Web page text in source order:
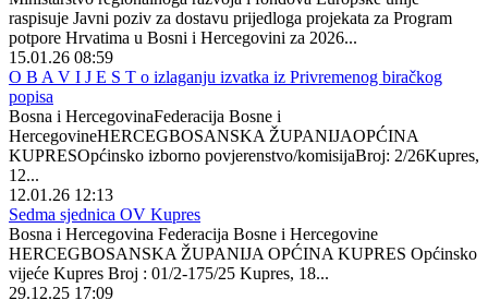
raspisuje Javni poziv za dostavu prijedloga projekata za Program
potpore Hrvatima u Bosni i Hercegovini za 2026...
15.01.26 08:59
O B A V I J E S T o izlaganju izvatka iz Privremenog biračkog
popisa
Bosna i HercegovinaFederacija Bosne i
HercegovineHERCEGBOSANSKA ŽUPANIJAOPĆINA
KUPRESOpćinsko izborno povjerenstvo/komisijaBroj: 2/26Kupres,
12...
12.01.26 12:13
Sedma sjednica OV Kupres
Bosna i Hercegovina Federacija Bosne i Hercegovine
HERCEGBOSANSKA ŽUPANIJA OPĆINA KUPRES Općinsko
vijeće Kupres Broj : 01/2-175/25 Kupres, 18...
29.12.25 17:09